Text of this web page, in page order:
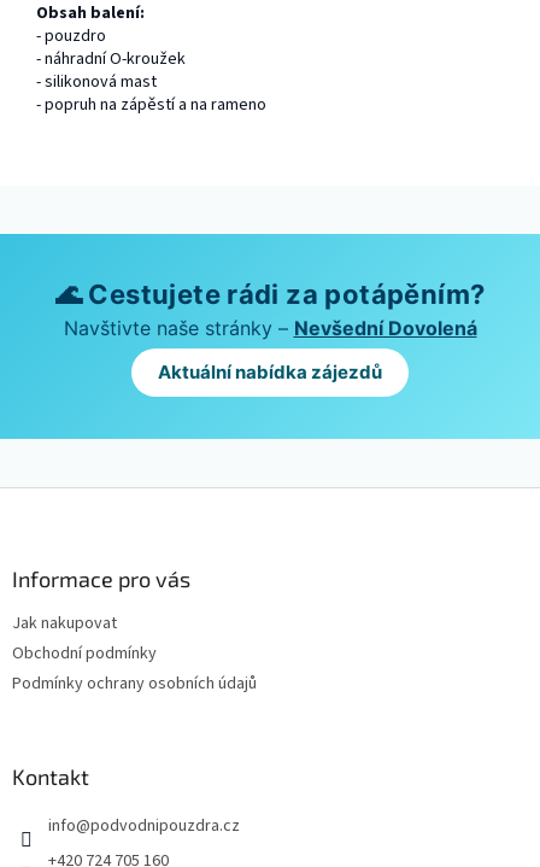
Obsah balení:
- pouzdro
- náhradní O-kroužek
- silikonová mast
- popruh na zápěstí a na rameno
🌊 Cestujete rádi za potápěním?
Navštivte naše stránky – Nevšední Dovolená
Aktuální nabídka zájezdů
Informace pro vás
Jak nakupovat
Obchodní podmínky
Podmínky ochrany osobních údajů
Kontakt
info@podvodnipouzdra.cz
+420 724 705 160